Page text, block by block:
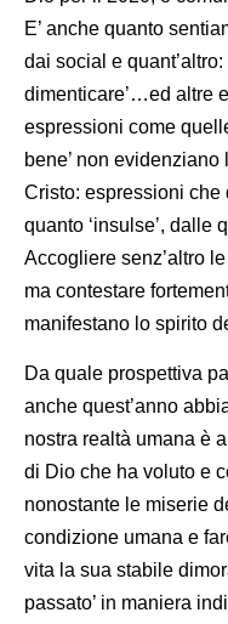
E’ anche quanto
dai social e quant’altro:
dimenticare’…ed altre
espressioni come
bene’ non
Cristo: espressioni che
quanto ‘insulse’, dalle
Accogliere senz’altro
ma contestare
manifestano lo spirito
Da quale prospettiva
anche quest’anno
nostra realtà umana è
di Dio che ha voluto e
nonostante le miserie
condizione umana e
vita la sua stabile
passato’ in maniera